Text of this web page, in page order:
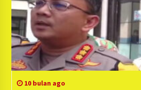
10 bulan ago